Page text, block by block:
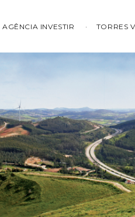
AGÊNCIA INVESTIR TORRES